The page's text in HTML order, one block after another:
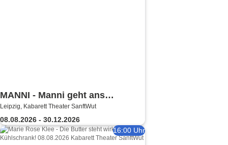
MANNI - Manni geht ans
Eingemachte
Leipzig, Kabarett Theater SanftWut
08.08.2026 - 30.12.2026
16:00 Uhr